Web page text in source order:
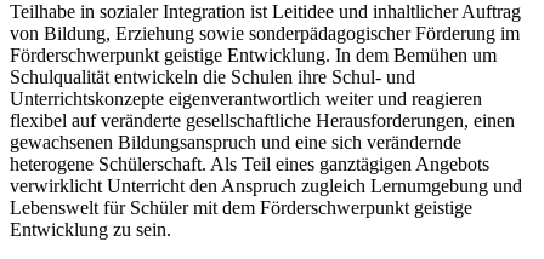
Teilhabe in sozialer Integration ist Leitidee und inhaltlicher Auftrag
von Bildung, Erziehung sowie sonderpädagogischer Förderung im
Förderschwerpunkt geistige Entwicklung. In dem Bemühen um
Schulqualität entwickeln die Schulen ihre Schul- und
Unterrichtskonzepte eigenverantwortlich weiter und reagieren
flexibel auf veränderte gesellschaftliche Herausforderungen, einen
gewachsenen Bildungsanspruch und eine sich verändernde
heterogene Schülerschaft. Als Teil eines ganztägigen Angebots
verwirklicht Unterricht den Anspruch zugleich Lernumgebung und
Lebenswelt für Schüler mit dem Förderschwerpunkt geistige
Entwicklung zu sein.